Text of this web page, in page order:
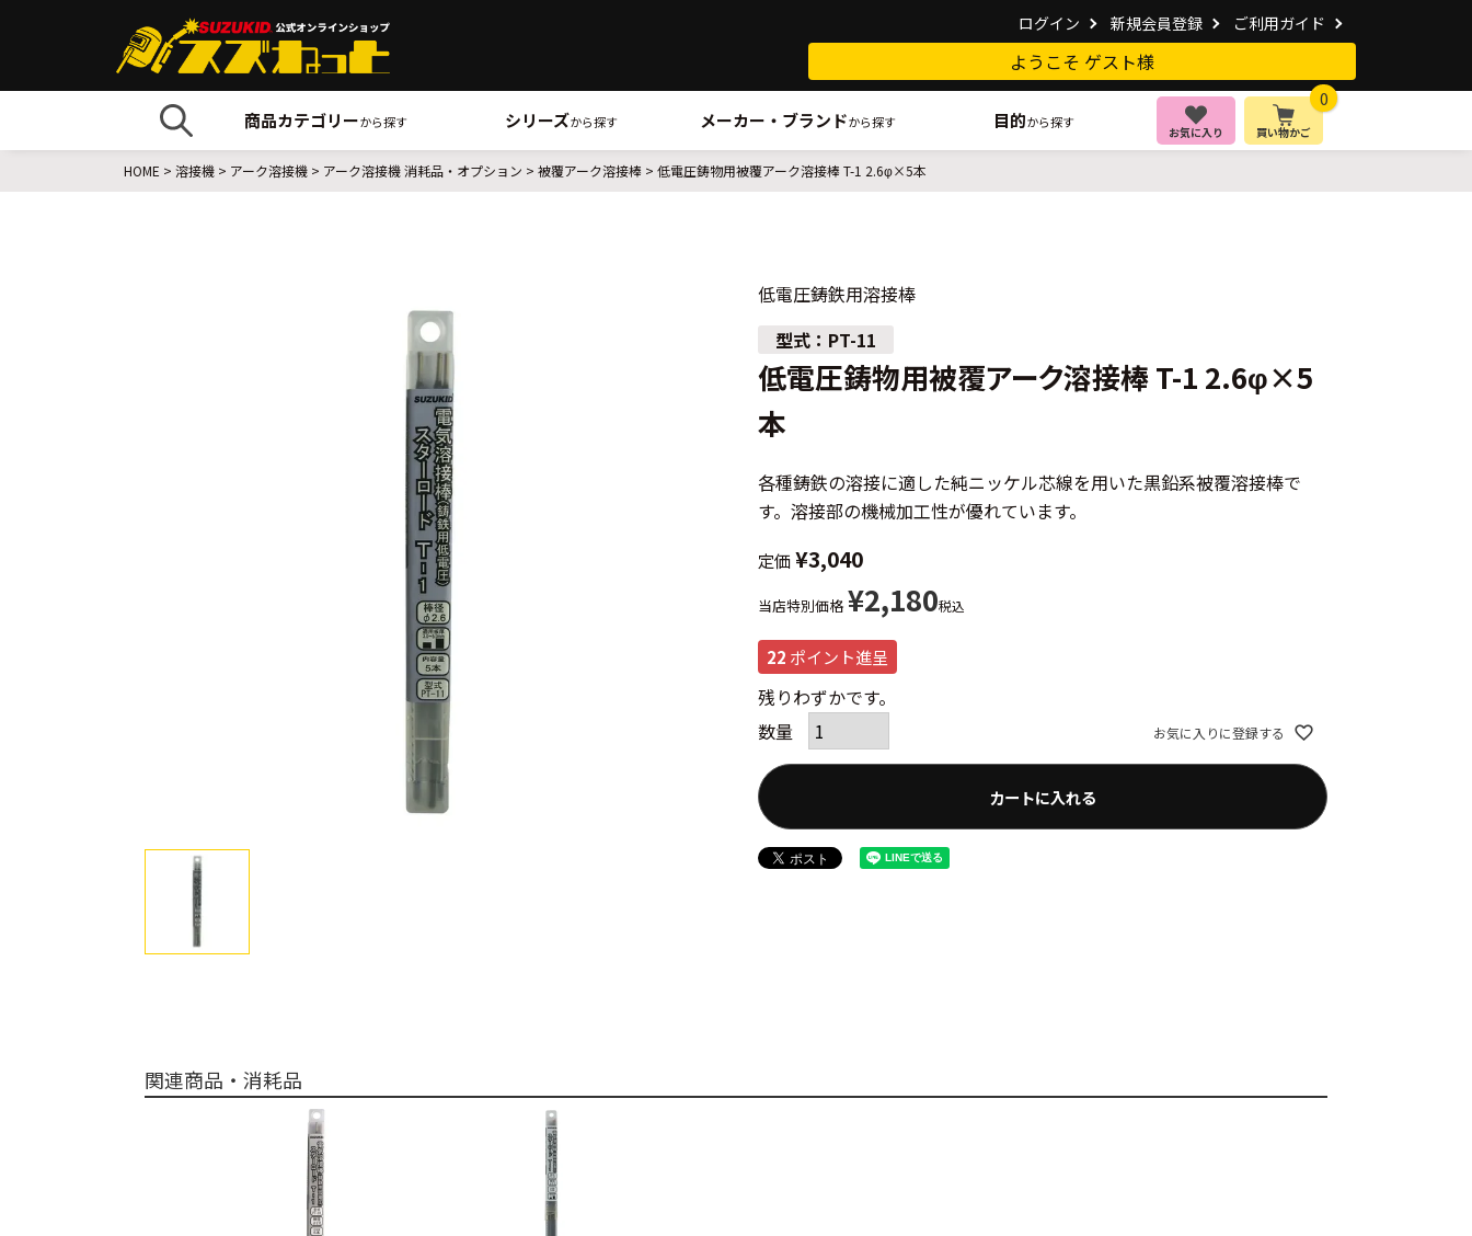
ログイン 新規会員登録 ご利用ガイド
ようこそ ゲスト様
商品カテゴリーから探す シリーズから探す メーカー・ブランドから探す 目的から探す
お気に入り 買い物かご
0
HOME 溶接機 アーク溶接機 アーク溶接機 消耗品・オプション 被覆アーク溶接棒 低電圧鋳物用被覆アーク溶接棒 T-1 2.6φ×5本
低電圧鋳鉄用溶接棒
PT-11
低電圧鋳物用被覆アーク溶接棒 T-1 2.6φ×5
本
各種鋳鉄の溶接に適した純ニッケル芯線を用いた黒鉛系被覆溶接棒で
す。溶接部の機械加工性が優れています。
定価¥3,040
当店特別価格 ¥2,180税込
22 ポイント進呈
残りわずかです。
お気に入りに登録する
カートに入れる
関連商品・消耗品